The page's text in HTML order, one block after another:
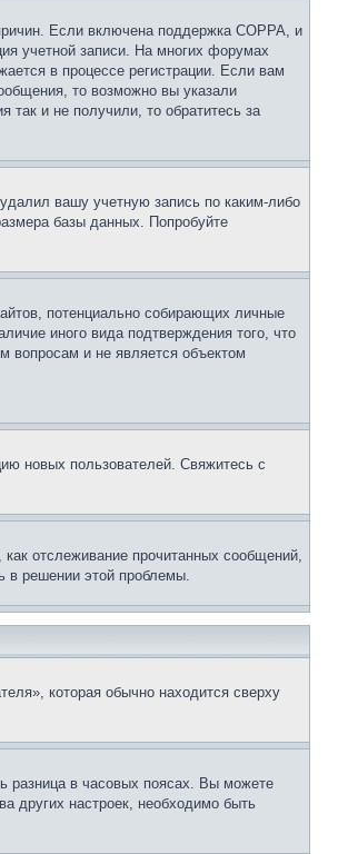
Если включена поддержка COPPA, и
учетной записи. На многих форумах
в процессе регистрации. Если вам
то возможно вы указали
так и не получили, то обратитесь за
вашу учетную запись по каким-либо
базы данных. Попробуйте
потенциально собирающих личные
иного вида подтверждения того, что
вопросам и не является объектом
новых пользователей. Свяжитесь с
отслеживание прочитанных сообщений,
в решении этой проблемы.
которая обычно находится сверху
разница в часовых поясах. Вы можете
других настроек, необходимо быть